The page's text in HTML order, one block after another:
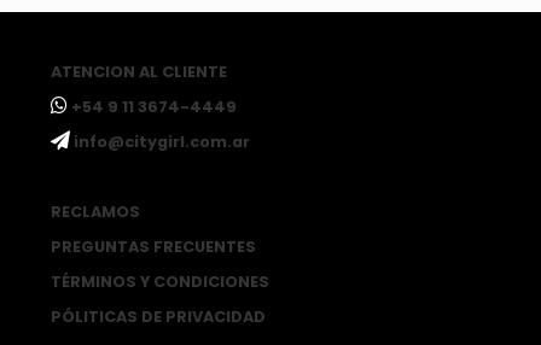
ATENCION AL CLIENTE
ㅤ+54 9 11 3674-4449
ㅤinfo@citygirl.com.ar
RECLAMOS
PREGUNTAS FRECUENTES
TÉRMINOS Y CONDICIONES
PÓLITICAS DE PRIVACIDAD